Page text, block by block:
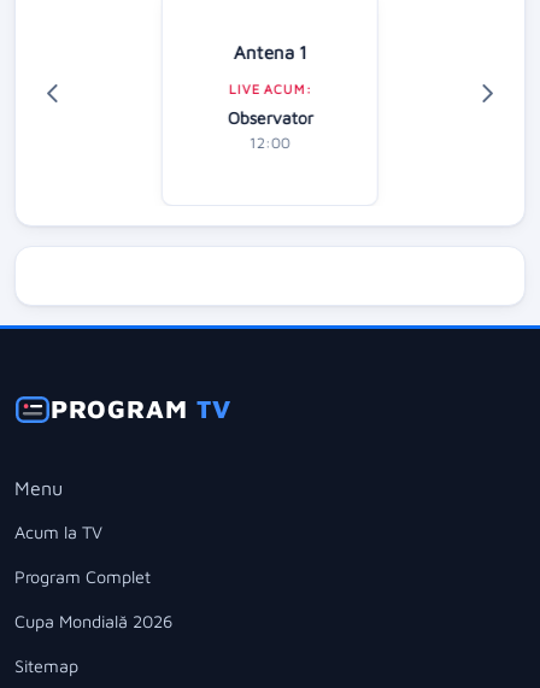
Antena 1
LIVE ACUM:
Observator
12:00
PROGRAMTV
Menu
Acum la TV
Program Complet
Cupa Mondială 2026
Sitemap